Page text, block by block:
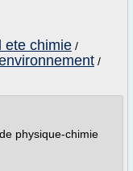
ete chimie /
/
physique-chimie